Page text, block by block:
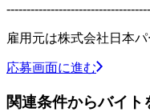
雇用元は株式会社日本
応募画面に進む
関連条件からバイト